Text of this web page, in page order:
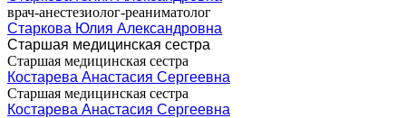
врач-анестезиолог-реаниматолог
Старкова Юлия Александровна
Старшая медицинская сестра
Старшая медицинская сестра
Костарева Анастасия Сергеевна
Старшая медицинская сестра
Костарева Анастасия Сергеевна